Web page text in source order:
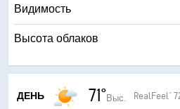
Видимость
Высота облаков
ДЕНЬ 71°Выс. RealFeel®